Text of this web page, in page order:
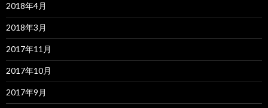
2018年4月
2018年3月
2017年11月
2017年10月
2017年9月